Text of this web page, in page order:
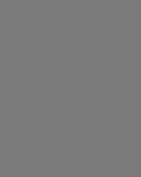
cookies.
maksymalnej
Kupujących)
i
Korzystanie